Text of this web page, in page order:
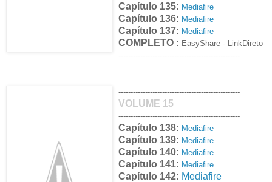
Capítulo 135: Mediafire
Capítulo 136: Mediafire
Capítulo 137: Mediafire
COMPLETO : EasyShare - LinkDireto
--------------------------------------------------
--------------------------------------------------
VOLUME 15
--------------------------------------------------
Capítulo 138: Mediafire
Capítulo 139: Mediafire
Capítulo 140: Mediafire
Capítulo 141: Mediafire
Capítulo 142: Mediafire